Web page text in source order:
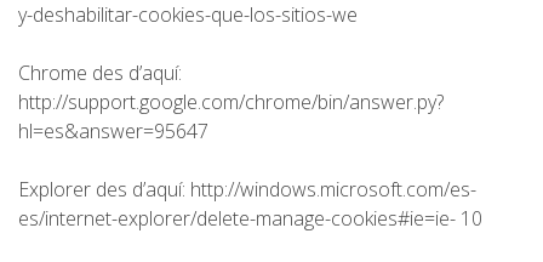
y-deshabilitar-cookies-que-los-sitios-we
Chrome des d’aquí:
http://support.google.com/chrome/bin/answer.py?
hl=es&answer=95647
Explorer des d’aquí: http://windows.microsoft.com/es-
es/internet-explorer/delete-manage-cookies#ie=ie- 10